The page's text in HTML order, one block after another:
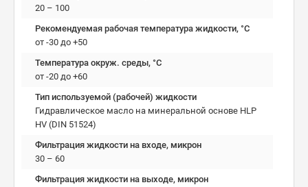
20 – 100
Рекомендуемая рабочая температура жидкости, °C
от -30 до +50
Температура окруж. среды, °C
от -20 до +60
Тип используемой (рабочей) жидкости
Гидравлическое масло на минеральной основе HLP
HV (DIN 51524)
Фильтрация жидкости на входе, микрон
30 – 60
Фильтрация жидкости на выходе, микрон